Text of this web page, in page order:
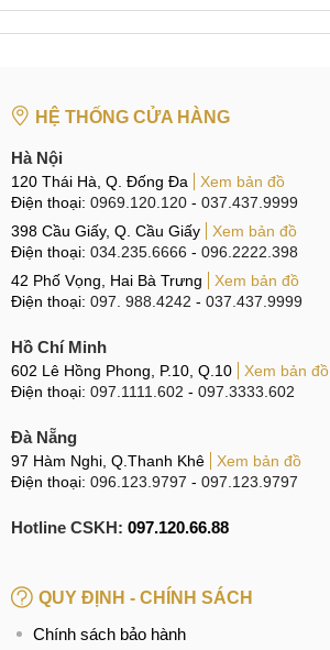
TP.HCM
Tại Hà Nội
CN 1:
Hotline:037.437.9999
CN 2:398 Cầu Giấy, Q. Cầu Giấy
CN 3:42 Phố Vọng, Hai Bà Trưng
Hotline:0338.424242
Tại TP Hồ Chí Minh
CN 4:
Hotline:0969.520.520
Tại Đà Nẵng
CN 6:97 Hàm Nghi, Q.Thanh Khê
HỆ THỐNG CỬA HÀNG
Hà Nội
120 Thái Hà, Q. Đống Đa
Xem bản đồ
Điện thoại: 0969.120.120 - 037.437.9999
398 Cầu Giấy, Q. Cầu Giấy
Xem bản đồ
Điện thoại: 034.235.6666 - 096.2222.398
42 Phố Vọng, Hai Bà Trưng
Xem bản đồ
Điện thoại: 097. 988.4242 - 037.437.9999
Hồ Chí Minh
602 Lê Hồng Phong, P.10, Q.10
Xem bản đồ
Điện thoại: 097.1111.602 - 097.3333.602
Đà Nẵng
97 Hàm Nghi, Q.Thanh Khê
Xem bản đồ
Điện thoại: 096.123.9797 - 097.123.9797
Hotline CSKH: 097.120.66.88
QUY ĐỊNH - CHÍNH SÁCH
Chính sách bảo hành